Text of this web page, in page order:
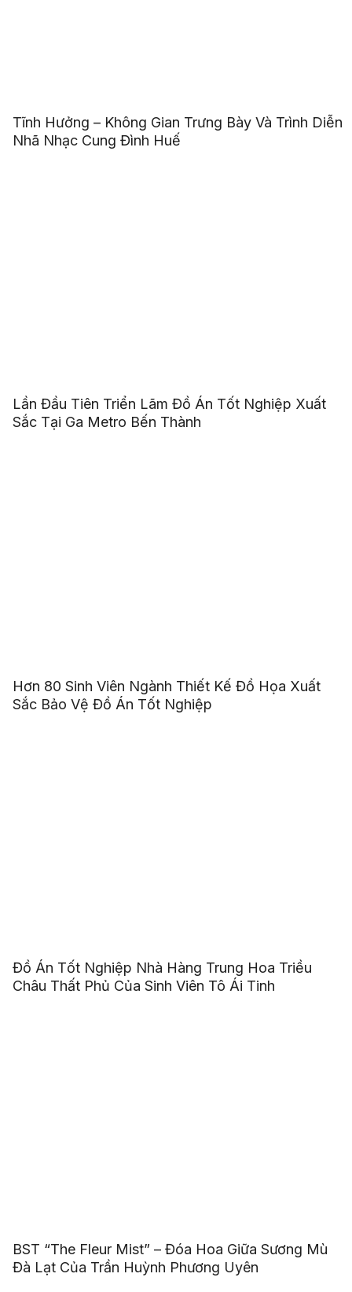
Tĩnh Hưởng – Không Gian Trưng Bày Và Trình Diễn
Nhã Nhạc Cung Đình Huế
Lần Đầu Tiên Triển Lãm Đồ Án Tốt Nghiệp Xuất
Sắc Tại Ga Metro Bến Thành
Hơn 80 Sinh Viên Ngành Thiết Kế Đồ Họa Xuất
Sắc Bảo Vệ Đồ Án Tốt Nghiệp
Đồ Án Tốt Nghiệp Nhà Hàng Trung Hoa Triều
Châu Thất Phủ Của Sinh Viên Tô Ái Tinh
BST “The Fleur Mist” – Đóa Hoa Giữa Sương Mù
Đà Lạt Của Trần Huỳnh Phương Uyên